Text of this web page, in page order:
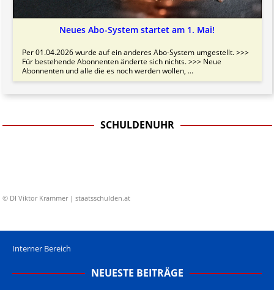
Neues Abo-System startet am 1. Mai!
Per 01.04.2026 wurde auf ein anderes Abo-System umgestellt. >>>
Für bestehende Abonnenten änderte sich nichts. >>> Neue
Abonnenten und alle die es noch werden wollen, ...
SCHULDENUHR
© DI Viktor Krammer | staatsschulden.at
Interner Bereich
NEUESTE BEITRÄGE